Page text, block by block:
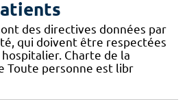
des directives données par
qui doivent être respectées
Charte de la
Toute personne est libr